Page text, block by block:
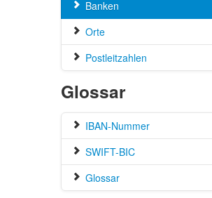
Banken
Orte
Postleitzahlen
Glossar
IBAN-Nummer
SWIFT-BIC
Glossar